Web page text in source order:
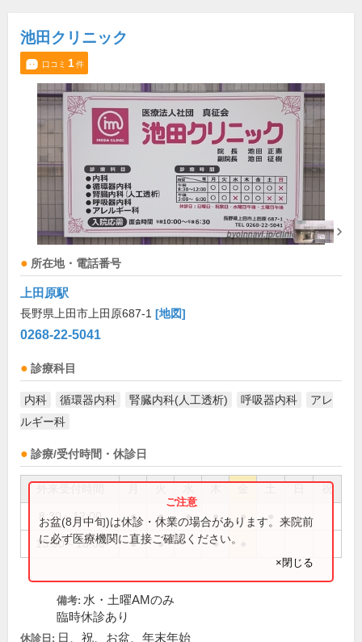
池田クリニック
口コミ 1件
所在地・電話番号
上田原駅
長野県上田市上田原687-1 [地図]
0268-22-5041
診療科目
内科 循環器内科 腎臓内科(人工透析) 呼吸器内科
アレ
ルギー科
診療/受付時間・休診日
祝
8:30～12:00 ● ● ● ● ●
15:00～18:00 ● ● ●
お盆(8月中旬)は休診・休業の場合があります。来院前
に必ず医療機関に直接ご確認ください。
×閉じる
備考: 水・土曜AMのみ
臨時休診あり
休診日: 日、祝、お盆、年末年始